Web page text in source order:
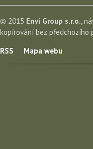
© 2015 Envi Group s.r.o. ,
kopírování bez předchozího
RSS
Mapa webu